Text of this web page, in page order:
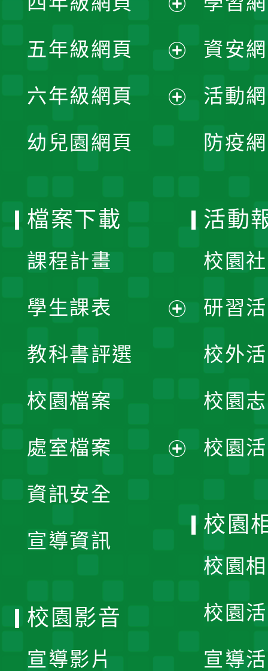
選
單
開
選
單
開
選
五年級網頁
開
六年級網頁
幼兒園網頁
資安
活動
防疫
檔案下載
課程計畫
學生課表
單
教科書評選
校園檔案
處室檔案
資訊安全
宣導資訊
活動
校園
研習
校外
校園
校園
校園
校園
校園
宣導
校園影音
宣導影片